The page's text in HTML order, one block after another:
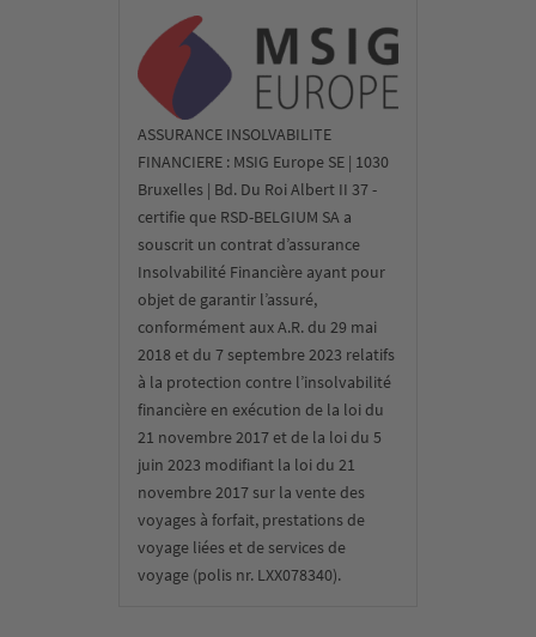
ASSURANCE INSOLVABILITE
FINANCIERE : MSIG Europe SE | 1030
Bruxelles | Bd. Du Roi Albert II 37 -
certifie que RSD-BELGIUM SA a
souscrit un contrat d’assurance
Insolvabilité Financière ayant pour
objet de garantir l’assuré,
conformément aux A.R. du 29 mai
2018 et du 7 septembre 2023 relatifs
à la protection contre l’insolvabilité
financière en exécution de la loi du
21 novembre 2017 et de la loi du 5
juin 2023 modifiant la loi du 21
novembre 2017 sur la vente des
voyages à forfait, prestations de
voyage liées et de services de
voyage (polis nr. LXX078340).